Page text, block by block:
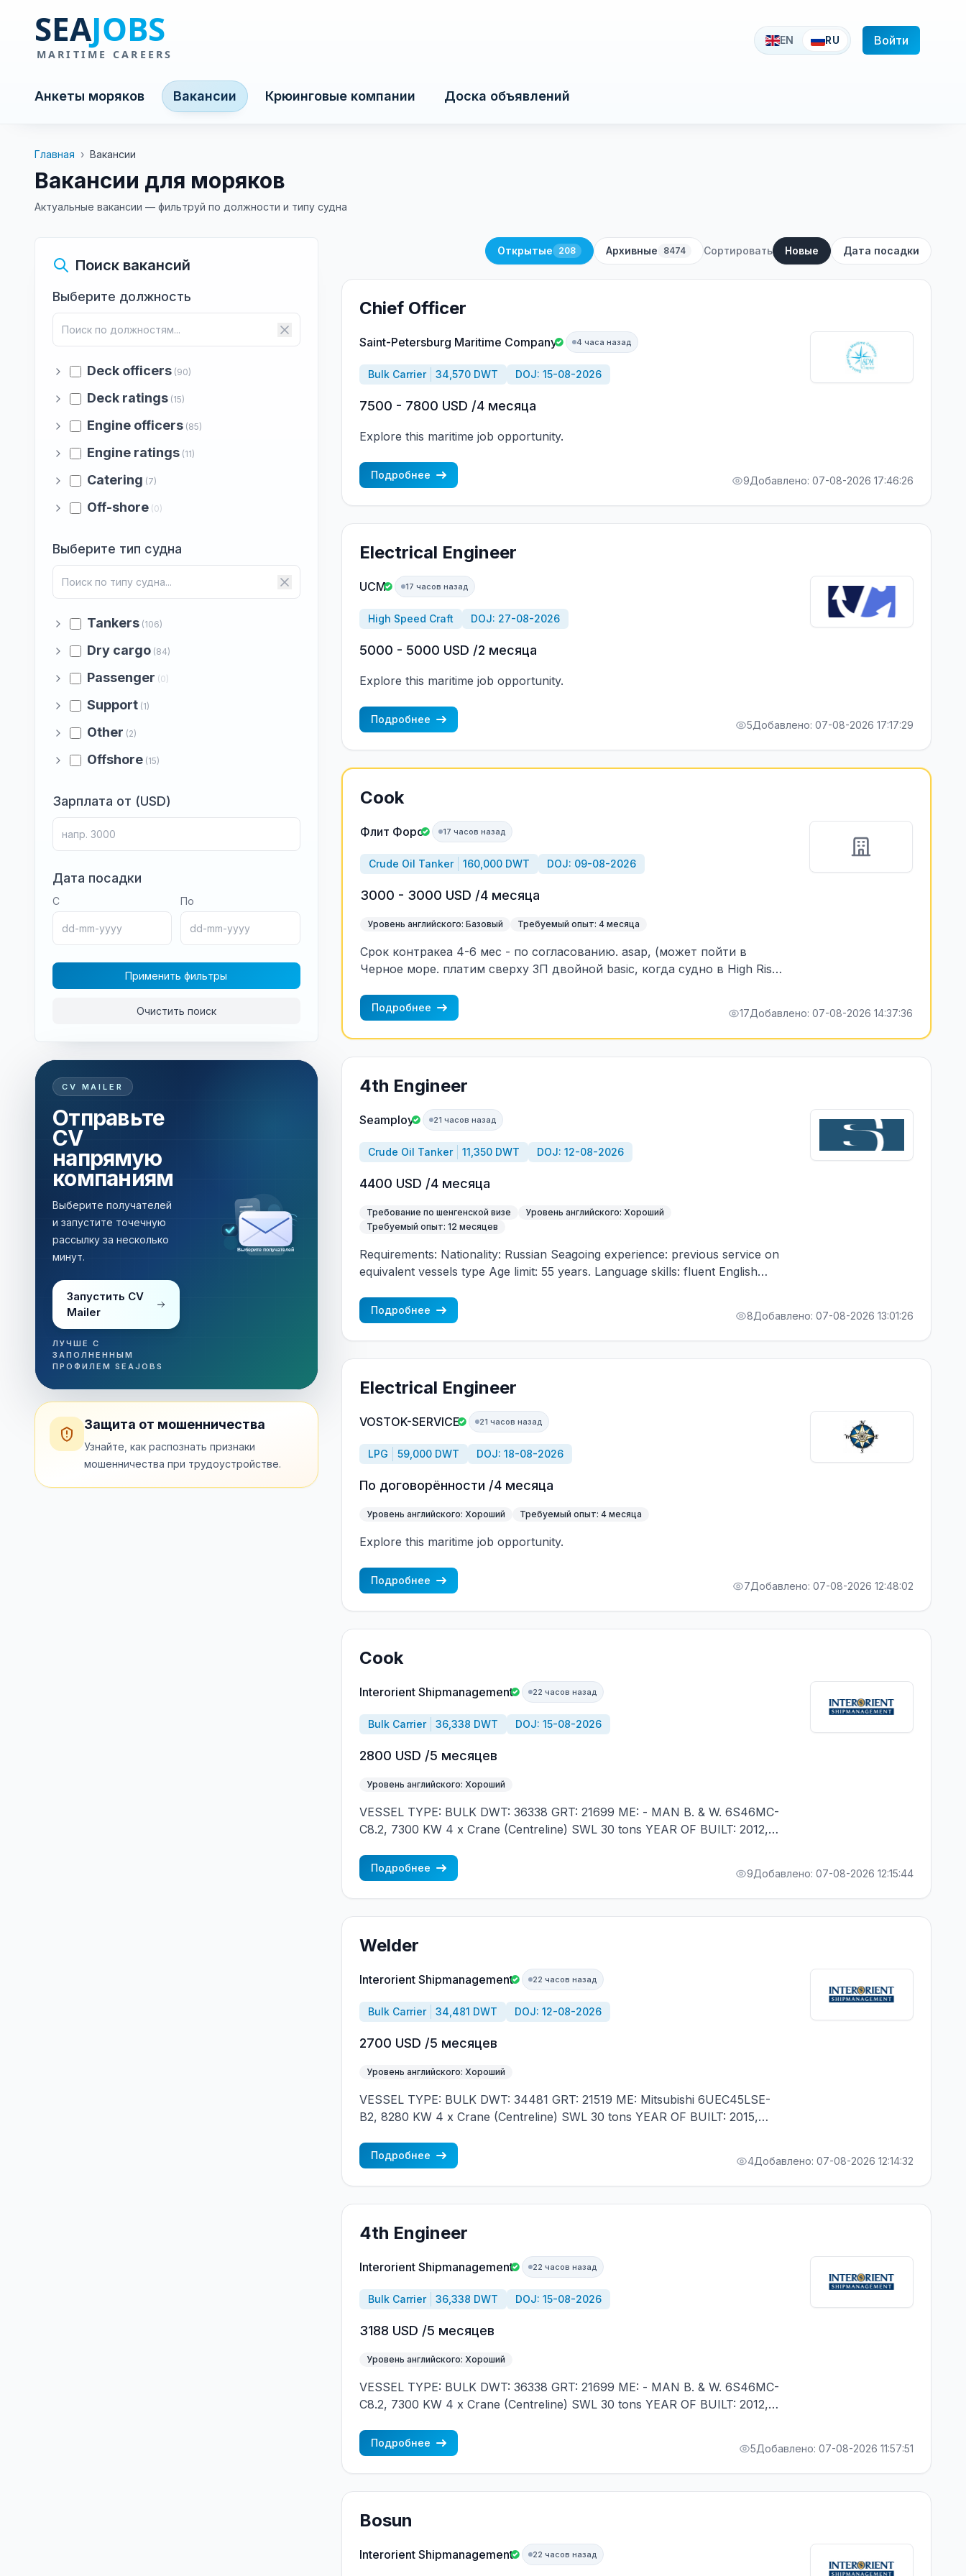
EN RU Войти
Анкеты моряков Вакансии Крюинговые компании Доска объявлений
Главная › Вакансии
Вакансии для моряков
Актуальные вакансии — фильтруй по должности и типу судна
Поиск вакансий
Выберите должность
Deck officers (90)
Deck ratings (15)
Engine officers (85)
Engine ratings (11)
Catering (7)
Off-shore (0)
Выберите тип судна
Tankers (106)
Dry cargo (84)
Passenger (0)
Support (1)
Other (2)
Offshore (15)
Зарплата от (USD)
Дата посадки
С По
Применить фильтры
Очистить поиск
CV MAILER
Отправьте
CV
напрямую
компаниям
Выберите получателей
и запустите точечную
рассылку за несколько
минут.
Запустить CV
Mailer
ЛУЧШЕ С
ЗАПОЛНЕННЫМ
ПРОФИЛЕМ SEAJOBS
Рассылка за несколько минут
Защита от мошенничества
Узнайте, как распознать признаки
мошенничества при трудоустройстве.
Открытые 208 Архивные 8474 Сортировать Новые Дата посадки
Chief Officer
Saint-Petersburg Maritime Company 4 часа назад
Bulk Carrier 34,570 DWT DOJ: 15-08-2026
7500 - 7800 USD /4 месяца
Explore this maritime job opportunity.
Подробнее 9Добавлено: 07-08-2026 17:46:26
Electrical Engineer
UCM 17 часов назад
High Speed Craft DOJ: 27-08-2026
5000 - 5000 USD /2 месяца
Explore this maritime job opportunity.
Подробнее 5Добавлено: 07-08-2026 17:17:29
Cook
Флит Форс 17 часов назад
Crude Oil Tanker 160,000 DWT DOJ: 09-08-2026
3000 - 3000 USD /4 месяца
Уровень английского: Базовый Требуемый опыт: 4 месяца
Срок контракеа 4-6 мес - по согласованию. asap, (может пойти в
Черное море. платим сверху ЗП двойной basic, когда судно в High Risk,
риска.
Подробнее 17Добавлено: 07-08-2026 14:37:36
4th Engineer
Seamploy 21 часов назад
Crude Oil Tanker 11,350 DWT DOJ: 12-08-2026
4400 USD /4 месяца
Требование по шенгенской визе
Уровень английского: Хороший
Требуемый опыт: 12 месяцев
Requirements: Nationality: Russian Seagoing experience: previous service on
equivalent vessels type Age limit: 55 years. Language skills: fluent English
Подробнее 8Добавлено: 07-08-2026 13:01:26
Electrical Engineer
VOSTOK-SERVICE 21 часов назад
LPG 59,000 DWT DOJ: 18-08-2026
По договорённости /4 месяца
Уровень английского: Хороший Требуемый опыт: 4 месяца
Explore this maritime job opportunity.
Подробнее 7Добавлено: 07-08-2026 12:48:02
Cook
Interorient Shipmanagement 22 часов назад
Bulk Carrier 36,338 DWT DOJ: 15-08-2026
2800 USD /5 месяцев
Уровень английского: Хороший
VESSEL TYPE: BULK DWT: 36338 GRT: 21699 ME: - MAN B. & W. 6S46MC-
C8.2, 7300 KW 4 x Crane (Centreline) SWL 30 tons YEAR OF BUILT: 2012,
CONTRACT IN RANK
Подробнее 9Добавлено: 07-08-2026 12:15:44
Welder
Interorient Shipmanagement 22 часов назад
Bulk Carrier 34,481 DWT DOJ: 12-08-2026
2700 USD /5 месяцев
Уровень английского: Хороший
VESSEL TYPE: BULK DWT: 34481 GRT: 21519 ME: Mitsubishi 6UEC45LSE-
B2, 8280 KW 4 x Crane (Centreline) SWL 30 tons YEAR OF BUILT: 2015,
NATIONALITY
Подробнее 4Добавлено: 07-08-2026 12:14:32
4th Engineer
Interorient Shipmanagement 22 часов назад
Bulk Carrier 36,338 DWT DOJ: 15-08-2026
3188 USD /5 месяцев
Уровень английского: Хороший
VESSEL TYPE: BULK DWT: 36338 GRT: 21699 ME: - MAN B. & W. 6S46MC-
C8.2, 7300 KW 4 x Crane (Centreline) SWL 30 tons YEAR OF BUILT: 2012,
NATIONALITY
Подробнее 5Добавлено: 07-08-2026 11:57:51
Bosun
Interorient Shipmanagement 22 часов назад